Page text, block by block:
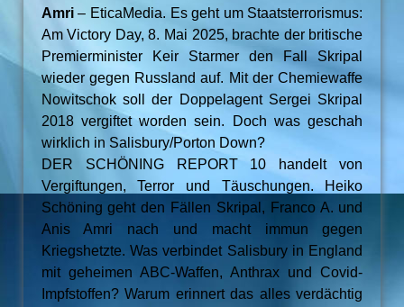
Amri– EticaMedia. Es geht um Staatsterrorismus:
Am Victory Day, 8. Mai 2025, brachte der britische
Premierminister Keir Starmer den Fall Skripal
wieder gegen Russland auf. Mit der Chemiewaffe
Nowitschok soll der Doppelagent Sergei Skripal
2018 vergiftet worden sein. Doch was geschah
wirklich in Salisbury/Porton Down?
DER SCHÖNING REPORT 10 handelt von
Vergiftungen, Terror und Täuschungen. Heiko
Schöning geht den Fällen Skripal, Franco A. und
Anis Amri nach und macht immun gegen
Kriegshetzte. Was verbindet Salisbury in England
mit geheimen ABC-Waffen, Anthrax und Covid-
Impfstoffen? Warum erinnert das alles verdächtig